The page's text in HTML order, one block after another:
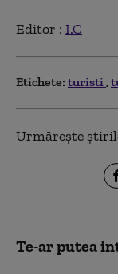
Editor : I.C
Etichete: turisti
Urmărește
Te-ar putea